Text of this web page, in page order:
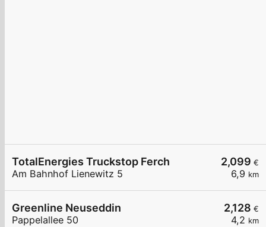
2,099 €
6,9 km
TotalEnergies Truckstop Ferch
Am Bahnhof Lienewitz 5
2,128 €
4,2 km
Greenline Neuseddin
Pappelallee 50